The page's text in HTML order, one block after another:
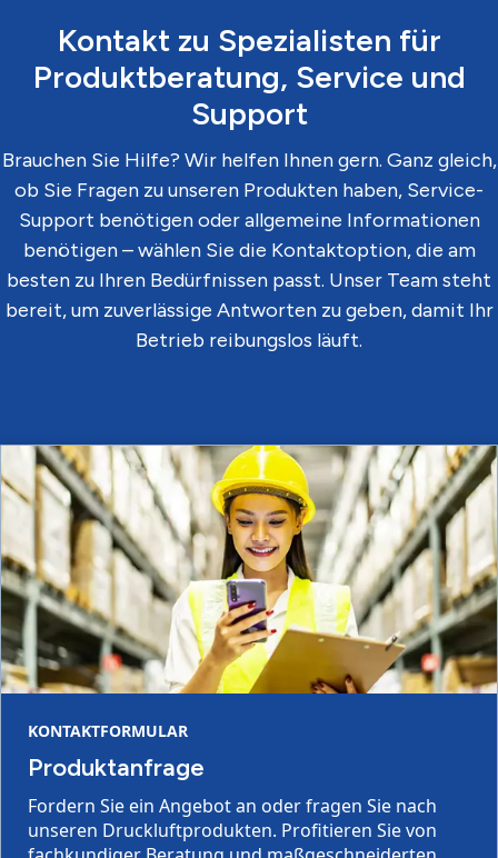
Kontakt zu Spezialisten für
Produktberatung, Service und
Support
Brauchen Sie Hilfe? Wir helfen Ihnen gern. Ganz gleich,
ob Sie Fragen zu unseren Produkten haben, Service-
Support benötigen oder allgemeine Informationen
benötigen – wählen Sie die Kontaktoption, die am
besten zu Ihren Bedürfnissen passt. Unser Team steht
bereit, um zuverlässige Antworten zu geben, damit Ihr
Betrieb reibungslos läuft.
KONTAKTFORMULAR
Produktanfrage
Fordern Sie ein Angebot an oder fragen Sie nach
unseren Druckluftprodukten. Profitieren Sie von